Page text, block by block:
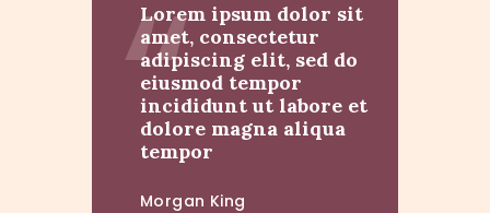
Lorem ipsum dolor sit
amet, consectetur
adipiscing elit, sed do
eiusmod tempor
incididunt ut labore et
dolore magna aliqua
tempor
Morgan King